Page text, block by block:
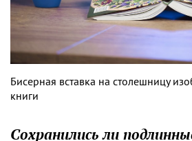
Бисерная вставка на столешницу
книги
Сохранились ли